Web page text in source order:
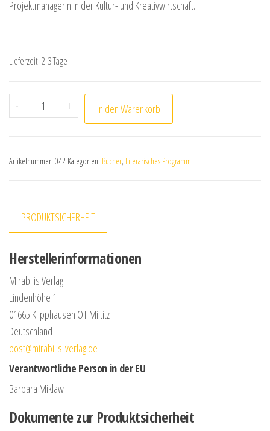
Projektmanagerin in der Kultur- und Kreativwirtschaft.
Lieferzeit:2-3 Tage
- Yvonn Spauschus und Moussa Mbarek: Das Warten auf
+ In den Warenkorb
Artikelnummer: 042 Kategorien: Bücher, Literarisches Programm
PRODUKTSICHERHEIT
Herstellerinformationen
Mirabilis Verlag
Lindenhöhe 1
01665 Klipphausen OT Miltitz
Deutschland
post@mirabilis-verlag.de
Verantwortliche Person in der EU
Barbara Miklaw
Dokumente zur Produktsicherheit